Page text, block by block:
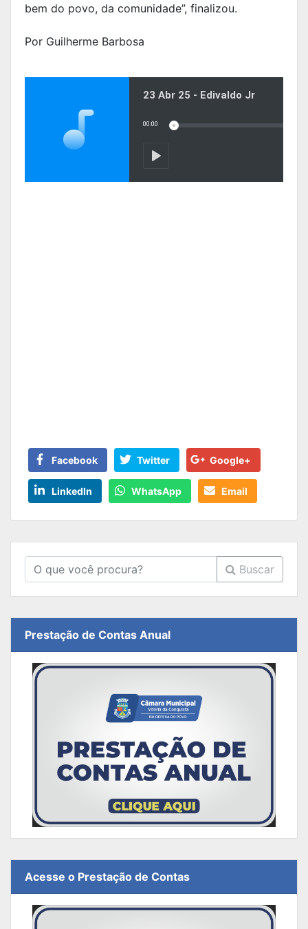
bem do povo, da comunidade”, finalizou.
Por Guilherme Barbosa
Facebook Twitter Google+
LinkedIn WhatsApp Email
Buscar
Prestação de Contas Anual
Acesse o Prestação de Contas